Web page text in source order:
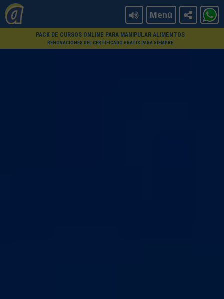
Menú
PACK DE CURSOS ONLINE PARA MANIPULAR ALIMENTOS
RENOVACIONES DEL CERTIFICADO GRATIS PARA SIEMPRE